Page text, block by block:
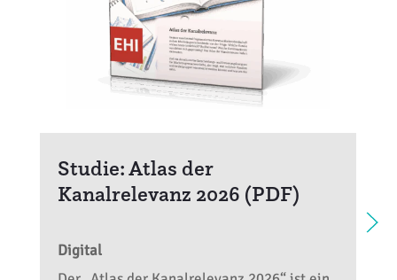
Studie: Atlas der
Kanalrelevanz 2026 (PDF)
Digital